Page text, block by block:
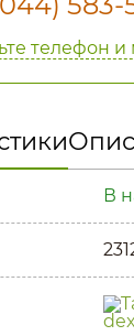
телефон
В